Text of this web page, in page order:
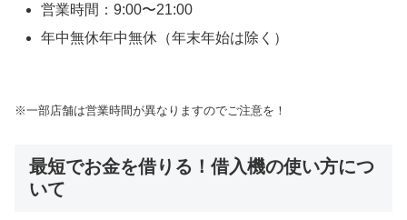
営業時間：9:00〜21:00
年中無休年中無休（年末年始は除く）
※一部店舗は営業時間が異なりますのでご注意を！
最短でお金を借りる！借入機の使い方につ
いて